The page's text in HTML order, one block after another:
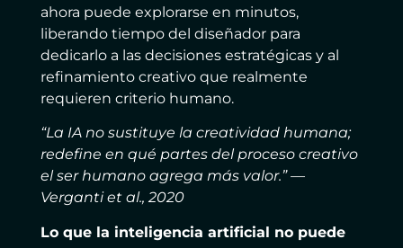
ahora puede explorarse en minutos,
liberando tiempo del diseñador para
dedicarlo a las decisiones estratégicas y al
refinamiento creativo que realmente
requieren criterio humano.
“La IA no sustituye la creatividad humana;
redefine en qué partes del proceso creativo
el ser humano agrega más valor.” —
Verganti et al., 2020
Lo que la inteligencia artificial no puede